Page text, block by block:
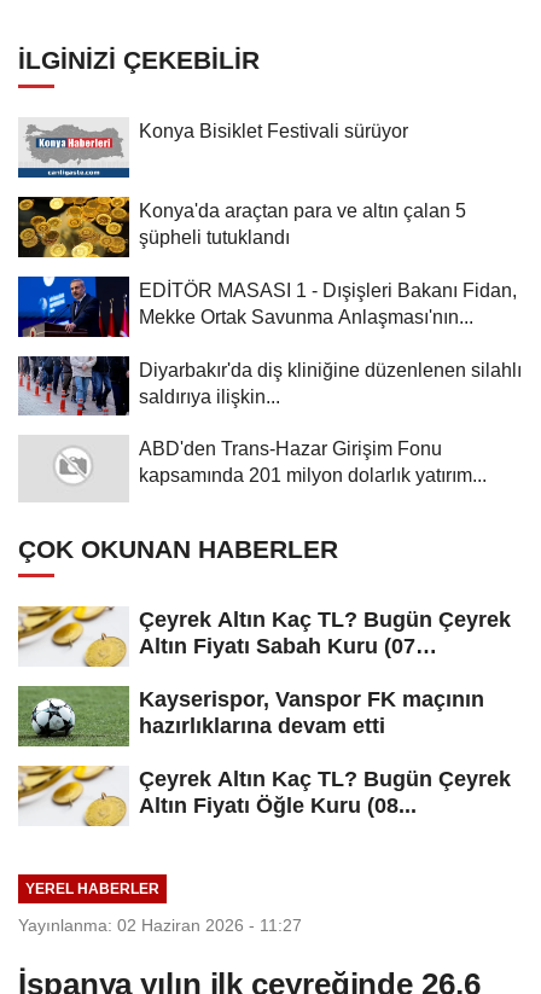
İLGINIZI ÇEKEBILIR
Konya Bisiklet Festivali sürüyor
Konya'da araçtan para ve altın çalan 5
şüpheli tutuklandı
EDİTÖR MASASI 1 - Dışişleri Bakanı Fidan,
Mekke Ortak Savunma Anlaşması'nın...
Diyarbakır'da diş kliniğine düzenlenen silahlı
saldırıya ilişkin...
ABD'den Trans-Hazar Girişim Fonu
kapsamında 201 milyon dolarlık yatırım...
ÇOK OKUNAN HABERLER
Çeyrek Altın Kaç TL? Bugün Çeyrek
Altın Fiyatı Sabah Kuru (07
Kayserispor, Vanspor FK maçının
hazırlıklarına devam etti
Çeyrek Altın Kaç TL? Bugün Çeyrek
Altın Fiyatı Öğle Kuru (08...
YEREL HABERLER
Yayınlanma: 02 Haziran 2026 - 11:27
İspanya yılın ilk çeyreğinde 26,6